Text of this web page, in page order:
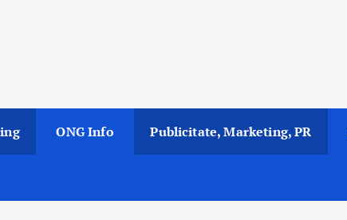
ONG Info Publicitate, Marketing, PR